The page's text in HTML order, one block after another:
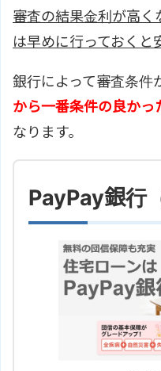
審査の結果金利が高く
は早めに行っておくと
銀行によって審査条件
から一番条件の良かっ
なります。
PayPay銀行